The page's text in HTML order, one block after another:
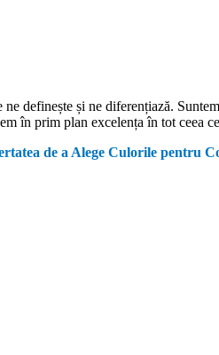
ne definește și ne diferențiază.
în prim plan excelența în tot ceea
de a Alege Culorile pentru